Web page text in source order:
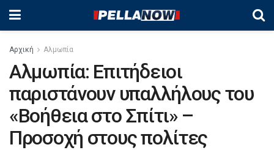
Αρχική Αλμωπία
Αλμωπία: Επιτήδειοι
παριστάνουν υπαλλήλους του
«Βοήθεια στο Σπίτι» –
Προσοχή στους πολίτες